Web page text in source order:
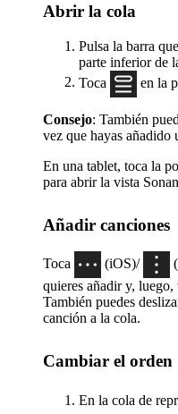
Abrir la cola
Pulsa la barra
parte inferior de
Toca
en la
Consejo: También
vez que hayas añadido
En una tablet, toca la
para abrir la vista
Añadir canciones
Toca (iOS)/
quieres añadir y, luego,
También puedes
canción a la cola.
Cambiar el orden
En la cola de